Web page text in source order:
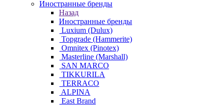
Иностранные бренды
Назад
Иностранные бренды
Luxium (Dulux)
Topgrade (Hammerite)
Omnitex (Pinotex)
Masterline (Marshall)
SAN MARCO
TIKKURILA
TERRACO
ALPINA
East Brand